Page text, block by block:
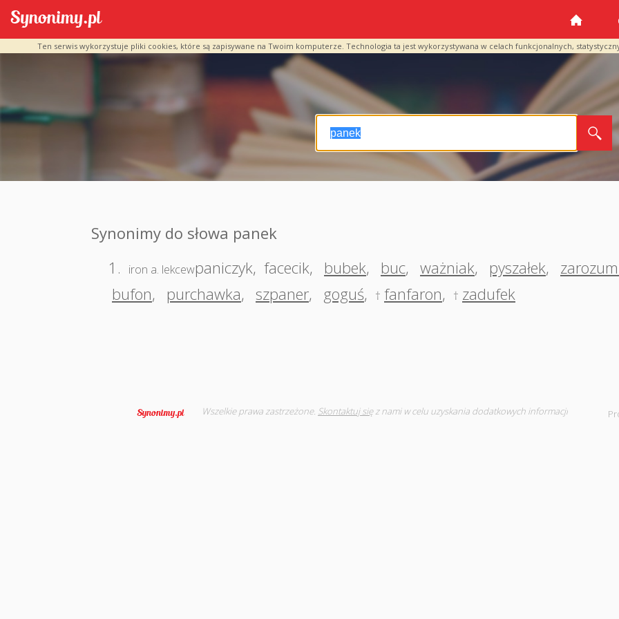
Ten serwis wykorzystuje pliki cookies, które są zapisywane na Twoim komputerze. Technologia ta jest wykorzystywana w celach funkcjonalnych,
Synonimy do słowa panek
1.
iron a. lekcewpaniczyk, facecik, bubek, buc, ważniak, pyszałek,
bufon, purchawka, szpaner, goguś, † fanfaron, † zadufek
Wszelkie prawa zastrzeżone. Skontaktuj sięz nami w celu uzyskania dodatkowych informacji